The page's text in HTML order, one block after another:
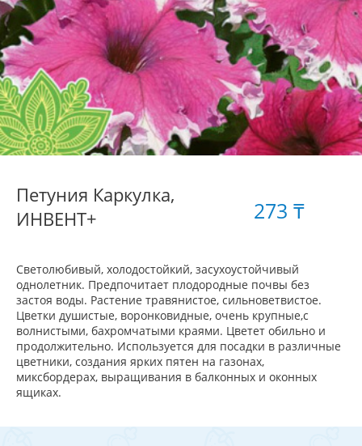
Петуния Каркулка,
ИНВЕНТ+
273 ₸
Светолюбивый, холодостойкий, засухоустойчивый
однолетник. Предпочитает плодородные почвы без
застоя воды. Растение травянистое, сильноветвистое.
Цветки душистые, воронковидные, очень крупные,с
волнистыми, бахромчатыми краями. Цветет обильно и
продолжительно. Используется для посадки в различные
цветники, создания ярких пятен на газонах,
миксбордерах, выращивания в балконных и оконных
ящиках.